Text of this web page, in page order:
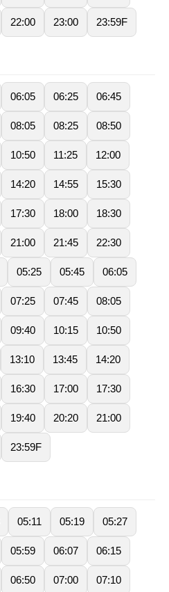
22:00 23:00 23:59F
06:05 06:25 06:45
08:05 08:25 08:50
10:50 11:25 12:00
14:20 14:55 15:30
17:30 18:00 18:30
21:00 21:45 22:30
05:25 05:45 06:05
07:25 07:45 08:05
09:40 10:15 10:50
13:10 13:45 14:20
16:30 17:00 17:30
19:40 20:20 21:00
23:59F
05:11 05:19 05:27
05:59 06:07 06:15
06:50 07:00 07:10